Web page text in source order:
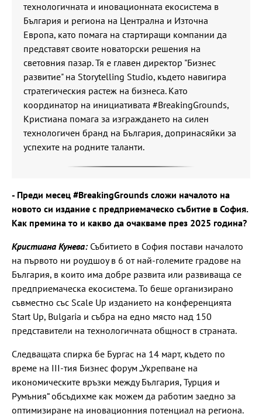
технологичната и иновационната екосистема в
България и региона на Централна и Източна
Европа, като помага на стартиращи компании да
представят своите новаторски решения на
световния пазар. Тя е главен директор "Бизнес
развитие" на Storytelling Studio, където навигира
стратегическия растеж на бизнеса. Като
координатор на инициативата #BreakingGrounds,
Кристиана помага за изграждането на силен
технологичен бранд на България, допринасяйки за
успехите на родните таланти.
- Преди месец #BreakingGrounds сложи началото на
новото си издание с предприемаческо събитие в София.
Как премина то и какво да очакваме през 2025 година?
Кристиана Кунева: Събитието в София постави началото
на първото ни роудшоу в 6 от най-големите градове на
България, в които има добре развита или развиваща се
предприемаческа екосистема. То беше организирано
съвместно със Scale Up изданието на конференцията
Start Up, Bulgaria и събра на едно място над 150
представители на технологичната общност в страната.
Следващата спирка бе Бургас на 14 март, където по
време на III-тия Бизнес форум „Укрепване на
икономическите връзки между България, Турция и
Румъния“ обсъдихме как можем да работим заедно за
оптимизиране на иновационния потенциал на региона.